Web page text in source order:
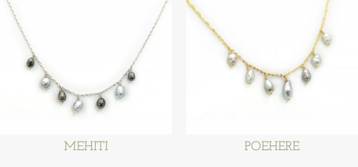
MEHITI POEHERE